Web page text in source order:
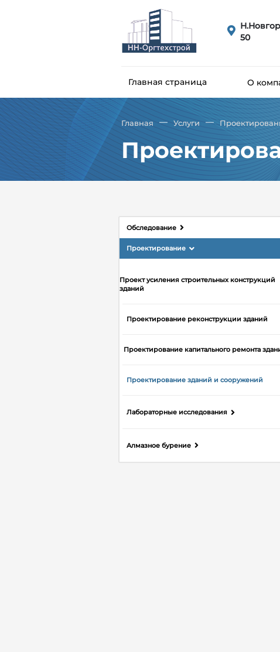
50
Главная страница О
Главная — Услуги —
Обследование
Проектирование
Проект усиления строительных конструкций
зданий
Проектирование реконструкции зданий
Проектирование капитального ремонта
Проектирование зданий и сооружений
Лабораторные исследования
Алмазное бурение